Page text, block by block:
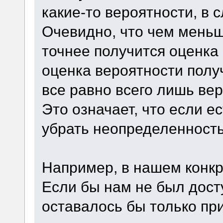
какие-то вероятности, в
Очевидно, что чем
точнее получится
оценка вероятности
все равно всего лишь
Это означает, что если
убрать
Например, в нашем
Если бы нам не был
оставалось бы только